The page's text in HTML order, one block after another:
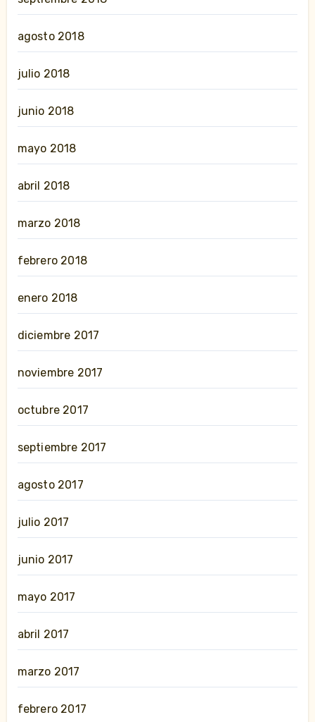
agosto 2018
julio 2018
junio 2018
mayo 2018
abril 2018
marzo 2018
febrero 2018
enero 2018
diciembre 2017
noviembre 2017
octubre 2017
septiembre 2017
agosto 2017
julio 2017
junio 2017
mayo 2017
abril 2017
marzo 2017
febrero 2017